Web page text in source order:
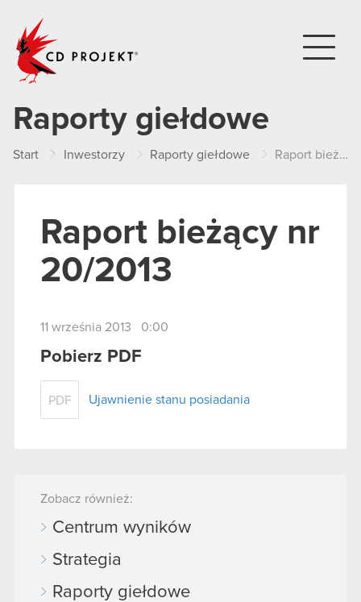
Raporty giełdowe
Start Inwestorzy Raporty giełdowe Raport bieżący nr 20/2013
Raport bieżący nr
20/2013
11 września 2013 0:00
Pobierz PDF
PDF Ujawnienie stanu posiadania
Zobacz również:
Centrum wyników
Strategia
Raporty giełdowe